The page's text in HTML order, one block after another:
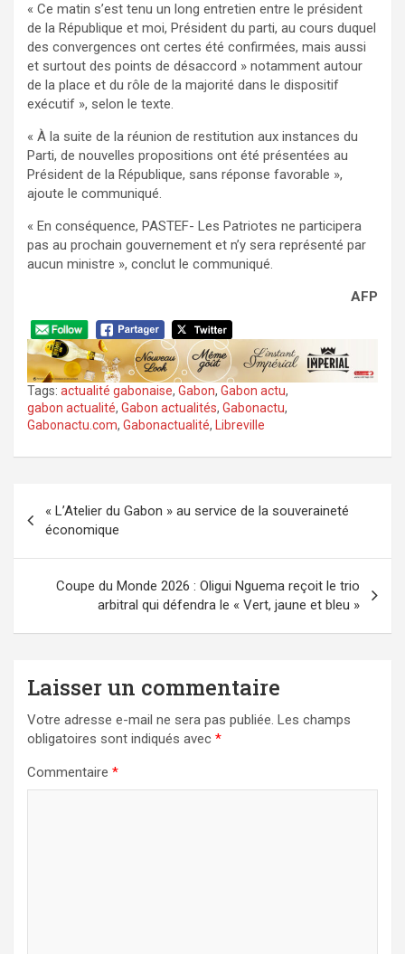
« Ce matin s’est tenu un long entretien entre le président
de la République et moi, Président du parti, au cours duquel
des convergences ont certes été confirmées, mais aussi
et surtout des points de désaccord » notamment autour
de la place et du rôle de la majorité dans le dispositif
exécutif », selon le texte.
« À la suite de la réunion de restitution aux instances du
Parti, de nouvelles propositions ont été présentées au
Président de la République, sans réponse favorable »,
ajoute le communiqué.
« En conséquence, PASTEF- Les Patriotes ne participera
pas au prochain gouvernement et n’y sera représenté par
aucun ministre », conclut le communiqué.
AFP
Tags: actualité gabonaise, Gabon, Gabon actu,
gabon actualité, Gabon actualités, Gabonactu,
Gabonactu.com, Gabonactualité, Libreville
de
l’article
« L’Atelier du Gabon » au service de la souveraineté
économique
Coupe du Monde 2026 : Oligui Nguema reçoit le trio
arbitral qui défendra le « Vert, jaune et bleu »
Laisser un commentaire
Votre adresse e-mail ne sera pas publiée. Les champs
obligatoires sont indiqués avec *
Commentaire *